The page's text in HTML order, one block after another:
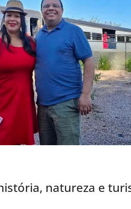
natureza e